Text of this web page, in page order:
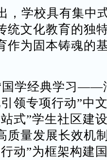
学校具有集中
统文化教育的独
作为固本铸魂的
学经典学习——
领专项行动”中
式”学生社区建
质量发展长效机
动”为框架构建